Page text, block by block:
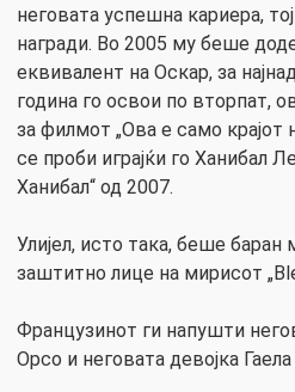
неговата успешна кариера,
награди. Во 2005 му беше
еквивалент на Оскар, за
година го освои по вторпат,
за филмот „Ова е само крајот
се проби играјќи го Ханибал
Ханибал“ од 2007.
Улијел, исто така, беше баран
заштитно лице на мирисот
Французинот ги напушти
Орсо и неговата девојка